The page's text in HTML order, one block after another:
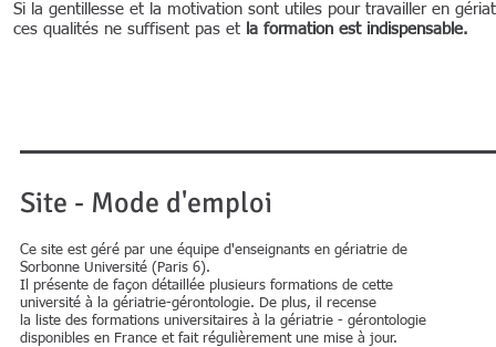
Si la gentillesse et la motivation sont utiles pour travailler en
ces qualités ne suffisent pas et la formation est indispensable.
Site - Mode d'emploi
Ce site est géré par une équipe d'enseignants en gériatrie de
Sorbonne Université (Paris 6).
Il présente de façon détaillée plusieurs formations de cette
université à la gériatrie-gérontologie. De plus, il recense
la liste des formations universitaires à la gériatrie - gérontologie
disponibles en France et fait régulièrement une mise à jour.